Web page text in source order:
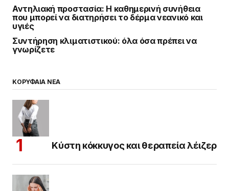
Αντηλιακή προστασία: Η καθημερινή συνήθεια
που μπορεί να διατηρήσει το δέρμα νεανικό και
υγιές
Συντήρηση κλιματιστικού: όλα όσα πρέπει να
γνωρίζετε
ΚΟΡΥΦΑΙΑ ΝΕΑ
Κύστη κόκκυγος και θεραπεία λέιζερ